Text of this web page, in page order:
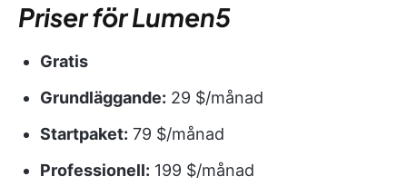
Priser för Lumen5
Gratis
Grundläggande: 29 $/månad
Startpaket: 79 $/månad
Professionell: 199 $/månad